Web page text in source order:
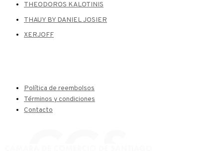
THEODOROS KALOTINIS
THAUY BY DANIEL JOSIER
XERJOFF
Política de reembolsos
Términos y condiciones
Contacto